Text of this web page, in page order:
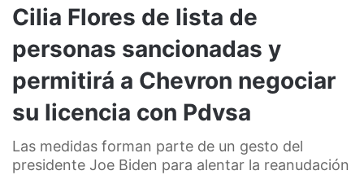
Cilia Flores de lista de
personas sancionadas y
permitirá a Chevron negociar
su licencia con Pdvsa
Las medidas forman parte de un gesto del
presidente Joe Biden para alentar la reanudación